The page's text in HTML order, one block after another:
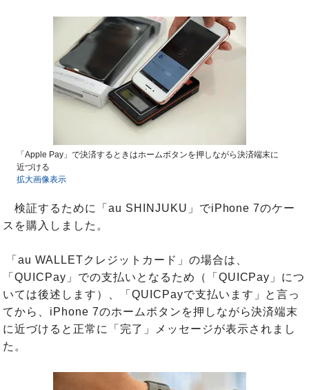
「Apple Pay」で決済するときはホームボタンを押しながら決済端末に
近づける
拡大画像表示
検証するために「au SHINJUKU」でiPhone 7のケー
スを購入しました。
「au WALLETクレジットカード」の場合は、
「QUICPay」での支払いとなるため（「QUICPay」につ
いては後述します）、「QUICPayで支払います」と言っ
てから、iPhone 7のホームボタンを押しながら決済端末
に近づけると正常に「完了」メッセージが表示されまし
た。